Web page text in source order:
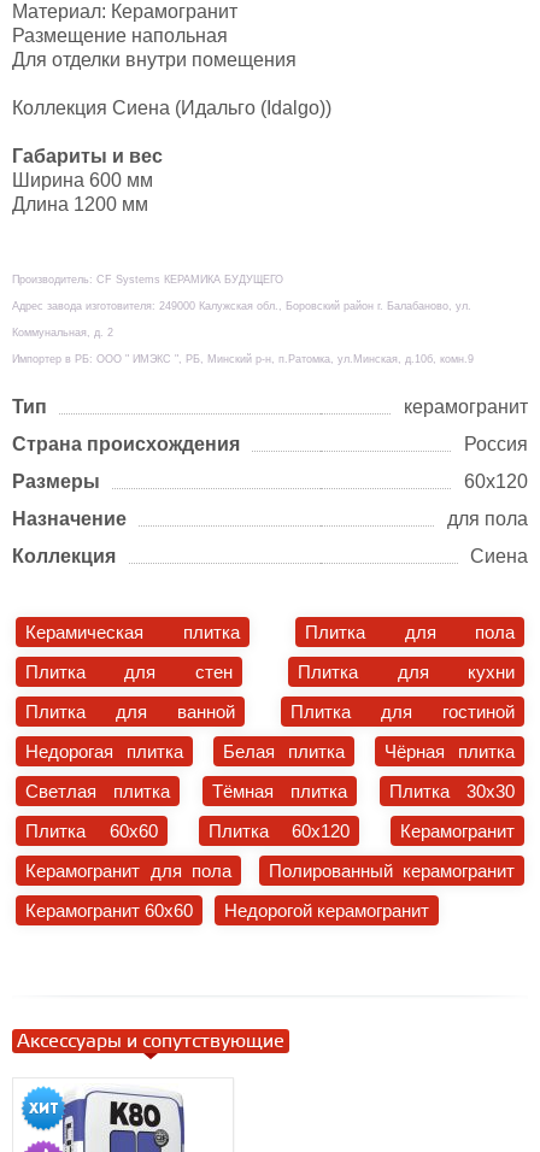
Материал: Керамогранит
Размещение напольная
Для отделки внутри помещения
Коллекция Сиена (Идальго (Idalgo))
Габариты и вес
Ширина 600 мм
Длина 1200 мм
Производитель: CF Systems КЕРАМИКА БУДУЩЕГО
Адрес завода изготовителя: 249000 Калужская обл., Боровский район г. Балабаново, ул.
Коммунальная, д. 2
Импортер в РБ: ООО " ИМЭКС ", РБ, Минский р-н, п.Ратомка, ул.Минская, д.10б, комн.9
Тип
керамогранит
Страна происхождения
Россия
Размеры
60х120
Назначение
для пола
Коллекция
Сиена
Керамическая плитка
Плитка для пола
Плитка для стен
Плитка для кухни
Плитка для ванной
Плитка для гостиной
Недорогая плитка
Белая плитка
Чёрная плитка
Светлая плитка
Тёмная плитка
Плитка 30x30
Плитка 60x60
Плитка 60x120
Керамогранит
Керамогранит для пола
Полированный керамогранит
Керамогранит 60x60
Недорогой керамогранит
Аксессуары и сопутствующие